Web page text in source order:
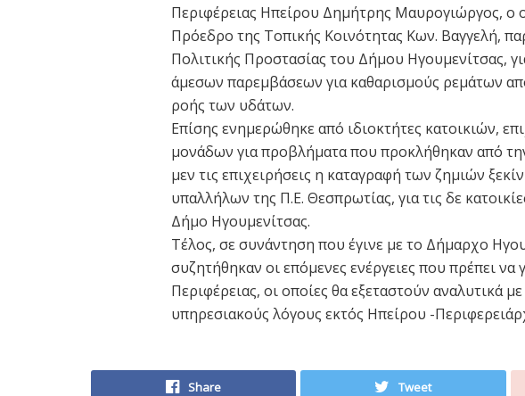
Περιφέρειας Ηπείρου Δημήτρης Μαυρογιώργος, ο
Πρόεδρο της Τοπικής Κοινότητας Κων. Βαγγελή,
Πολιτικής Προστασίας του Δήμου Ηγουμενίτσας,
άμεσων παρεμβάσεων για καθαρισμούς ρεμάτων
ροής των υδάτων.
Επίσης ενημερώθηκε από ιδιοκτήτες κατοικιών,
μονάδων για προβλήματα που προκλήθηκαν από
μεν τις επιχειρήσεις η καταγραφή των ζημιών
υπαλλήλων της Π.Ε. Θεσπρωτίας, για τις δε
Δήμο Ηγουμενίτσας.
Τέλος, σε συνάντηση που έγινε με το Δήμαρχο
συζητήθηκαν οι επόμενες ενέργειες που πρέπει
Περιφέρειας, οι οποίες θα εξεταστούν αναλυτικά
υπηρεσιακούς λόγους εκτός Ηπείρου -
Share Tweet